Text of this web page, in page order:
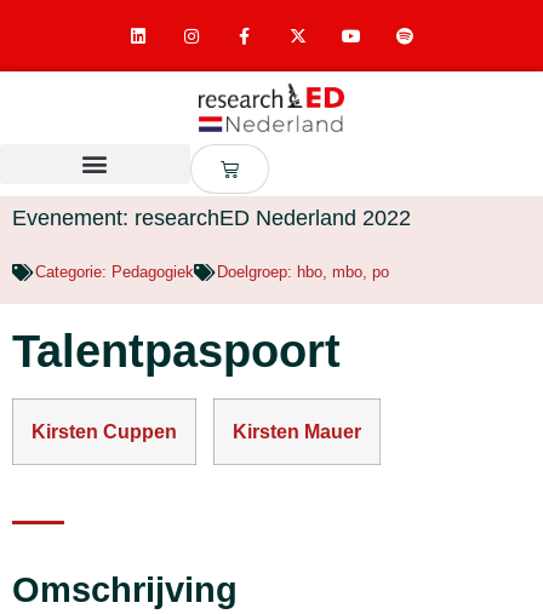
Evenement: researchED Nederland 2022
Categorie: Pedagogiek Doelgroep: hbo mbo po
Talentpaspoort
Kirsten Cuppen Kirsten Mauer
Omschrijving